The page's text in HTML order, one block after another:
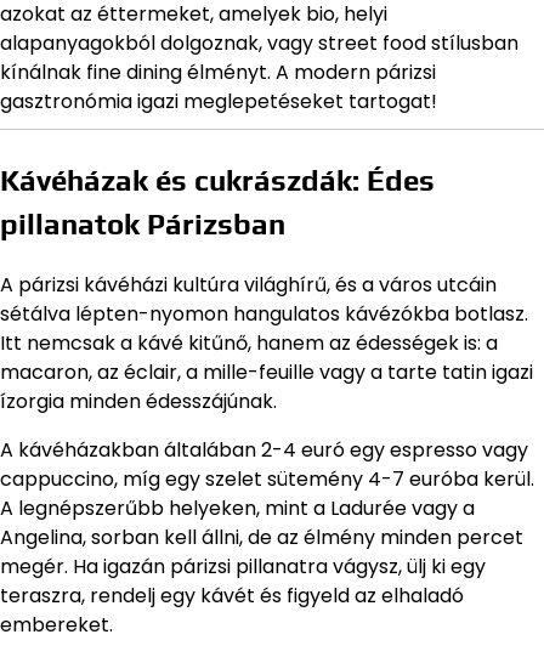
azokat az éttermeket, amelyek bio, helyi
alapanyagokból dolgoznak, vagy street food stílusban
kínálnak fine dining élményt. A modern párizsi
gasztronómia igazi meglepetéseket tartogat!
Kávéházak és cukrászdák: Édes
pillanatok Párizsban
A párizsi kávéházi kultúra világhírű, és a város utcáin
sétálva lépten-nyomon hangulatos kávézókba botlasz.
Itt nemcsak a kávé kitűnő, hanem az édességek is: a
macaron, az éclair, a mille-feuille vagy a tarte tatin igazi
ízorgia minden édesszájúnak.
A kávéházakban általában 2-4 euró egy espresso vagy
cappuccino, míg egy szelet sütemény 4-7 euróba kerül.
A legnépszerűbb helyeken, mint a Ladurée vagy a
Angelina, sorban kell állni, de az élmény minden percet
megér. Ha igazán párizsi pillanatra vágysz, ülj ki egy
teraszra, rendelj egy kávét és figyeld az elhaladó
embereket.